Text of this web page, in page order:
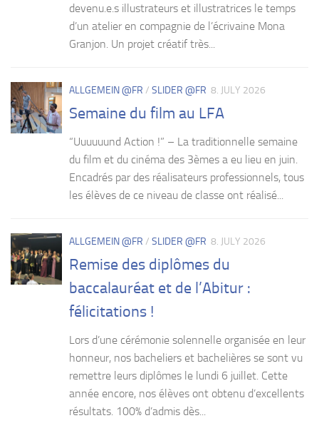
devenu.e.s illustrateurs et illustratrices le temps
d’un atelier en compagnie de l’écrivaine Mona
Granjon. Un projet créatif très...
ALLGEMEIN @FR / SLIDER @FR 8. JULY 2026
Semaine du film au LFA
“Uuuuuund Action !” – La traditionnelle semaine
du film et du cinéma des 3èmes a eu lieu en juin.
Encadrés par des réalisateurs professionnels, tous
les élèves de ce niveau de classe ont réalisé...
ALLGEMEIN @FR / SLIDER @FR 8. JULY 2026
Remise des diplômes du
baccalauréat et de l’Abitur :
félicitations !
Lors d’une cérémonie solennelle organisée en leur
honneur, nos bacheliers et bachelières se sont vu
remettre leurs diplômes le lundi 6 juillet. Cette
année encore, nos élèves ont obtenu d’excellents
résultats. 100% d’admis dès...